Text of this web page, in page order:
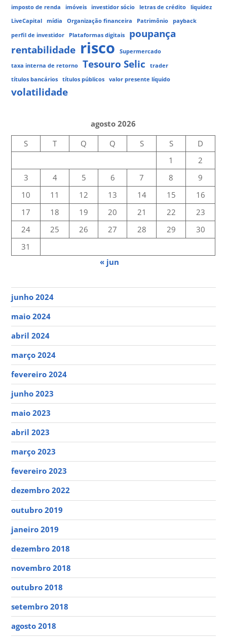
imposto de renda imóveis investidor sócio letras de crédito
liquidez
LiveCapital
mídia Organização financeira Patrimônio
payback
perfil de investidor
Plataformas digitais
poupança
rentabilidade risco
Supermercado
taxa interna de retorno
Tesouro Selic
trader
títulos bancários
títulos públicos valor presente líquido
volatilidade
agosto 2026
S
T Q Q S S
D
1
2
3
4 5 6 7 8
9
10
11 12 13 14 15
16
17
18 19 20 21 22
23
24
25 26 27 28 29
30
31
« jun
junho 2024
maio 2024
abril 2024
março 2024
fevereiro 2024
junho 2023
maio 2023
abril 2023
março 2023
fevereiro 2023
dezembro 2022
outubro 2019
janeiro 2019
dezembro 2018
novembro 2018
outubro 2018
setembro 2018
agosto 2018